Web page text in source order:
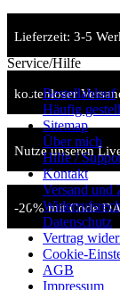
Lieferzeit: 3-5
kostenloser
Nutze unseren
-20% mit Code
Service/Hilfe
Bestellablauf
Häufig
Sitemap
Über mich
Hilfe /
Kontakt
Versand und
Datenschutz
Vertrag
Cookie-
AGB
Impressum